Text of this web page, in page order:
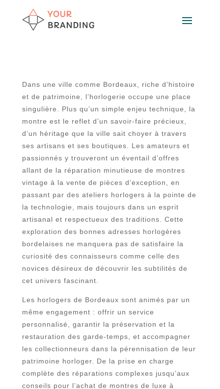
Dans une ville comme Bordeaux, riche d’histoire
et de patrimoine, l’horlogerie occupe une place
singulière. Plus qu’un simple enjeu technique, la
montre est le reflet d’un savoir-faire précieux,
d’un héritage que la ville sait choyer à travers
ses artisans et ses boutiques. Les amateurs et
passionnés y trouveront un éventail d’offres
allant de la réparation minutieuse de montres
vintage à la vente de pièces d’exception, en
passant par des ateliers horlogers à la pointe de
la technologie, mais toujours dans un esprit
artisanal et respectueux des traditions. Cette
exploration des bonnes adresses horlogères
bordelaises ne manquera pas de satisfaire la
curiosité des connaisseurs comme celle des
novices désireux de découvrir les subtilités de
cet univers fascinant.
Les horlogers de Bordeaux sont animés par un
même engagement : offrir un service
personnalisé, garantir la préservation et la
restauration des garde-temps, et accompagner
les collectionneurs dans la pérennisation de leur
patrimoine horloger. De la prise en charge
complète des réparations complexes jusqu’aux
conseils pour l’achat de montres de luxe à